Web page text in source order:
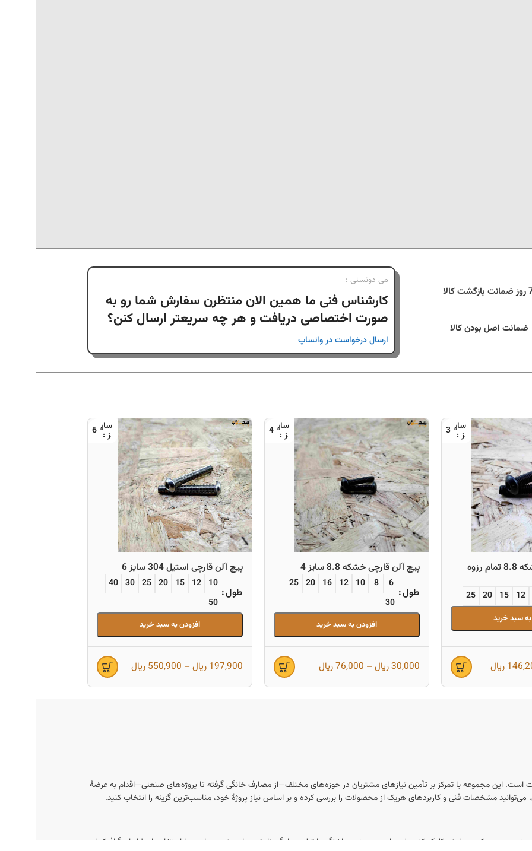
کالا
ضمانت اصل بودن کالا
می دونستی :
کارشناس فنی ما همین الان منتظرن سفارش شما رو به
صورت اختصاصی دریافت و هر چه سریعتر ارسال کنن؟
ارسال درخواست در واتساپ
3
پیچ آلن قارچی خشکه 8.8 تمام رزوه
12
15
20
25
سبد خرید
ریال
4
پیچ آلن قارچی خشکه 8.8 سایز 4
طول
6
8
10
12
16
20
25
30
افزودن به سبد خرید
30,000ریال –
76,000ریال
6
پیچ آلن قارچی استیل 304 سایز 6
طول
10
12
15
20
25
30
40
50
افزودن به سبد خرید
197,900 ریال –
550,900 ریال
است. این مجموعه با تمرکز بر تأمین نیازهای مشتریان در حوزه‌های مختلف—از مصارف خانگی گرفته تا پروژه‌های صنعتی—اقدام به عرضهٔ
می‌توانید مشخصات فنی و کاربردهای هریک از محصولات را بررسی کرده و بر اساس نیاز پروژهٔ خود، مناسب‌ترین گزینه را انتخاب کنید.
متن بر روی دکمه ویرایش کلیک کنید. لورم ایپسوم متن ساختگی با تولید سادگی نامفهوم از صنعت چاپ و با استفاده از طراحان گرافیک است.